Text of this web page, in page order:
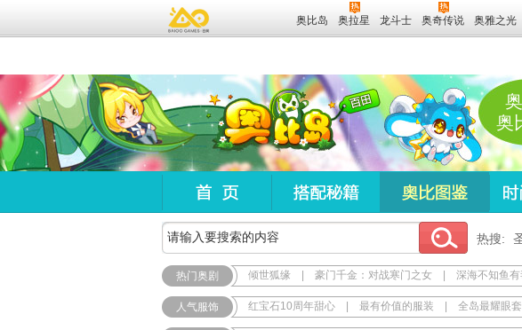
奥比岛 奥拉星 龙斗士 奥奇传说 奥雅之光
奥
热搜:
热门奥剧 倾世狐缘 豪门千金：对战寒门之女 深海不知鱼
人气服饰 红宝石10周年甜心 最有价值的服装 全岛最耀眼